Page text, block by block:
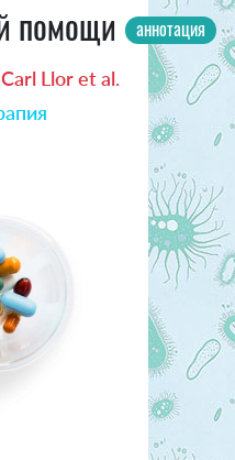
помощи
аннотация
Carl Llor et al.